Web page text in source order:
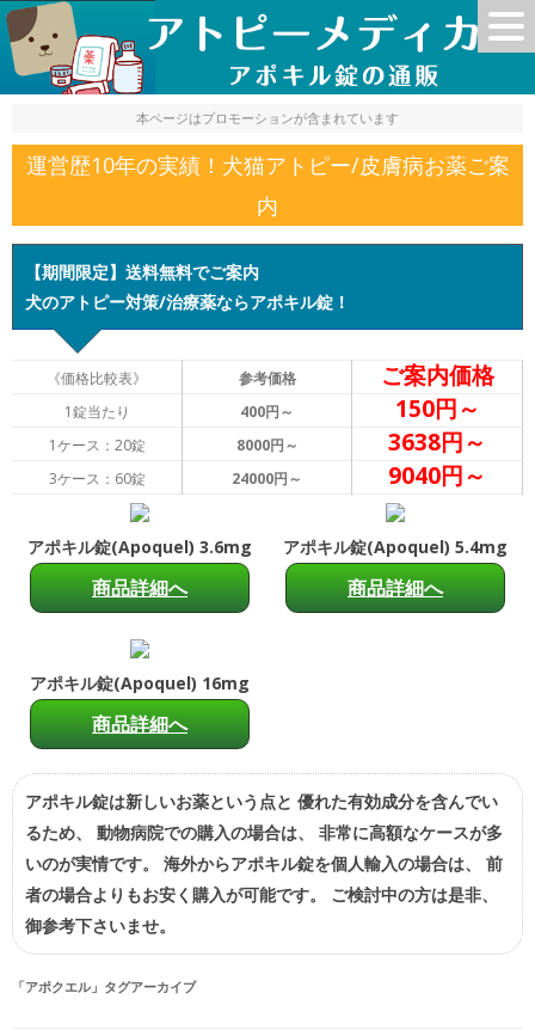
本ページはプロモーションが含まれています
運営歴10年の実績！犬猫アトピー/皮膚病お薬ご案
内
【期間限定】送料無料でご案内
犬のアトピー対策/治療薬ならアポキル錠！
《価格比較表》 参考価格 ご案内価格
1錠当たり 400円～ 150円～
1ケース：20錠 8000円～ 3638円～
3ケース：60錠 24000円～ 9040円～
アポキル錠(Apoquel) 3.6mg
商品詳細へ
アポキル錠(Apoquel) 5.4mg
商品詳細へ
アポキル錠(Apoquel) 16mg
商品詳細へ
アポキル錠は新しいお薬という点と 優れた有効成分を含んでい
るため、 動物病院での購入の場合は、 非常に高額なケースが多
いのが実情です。 海外からアポキル錠を個人輸入の場合は、 前
者の場合よりもお安く購入が可能です。 ご検討中の方は是非、
御参考下さいませ。
「アポクエル」タグアーカイブ